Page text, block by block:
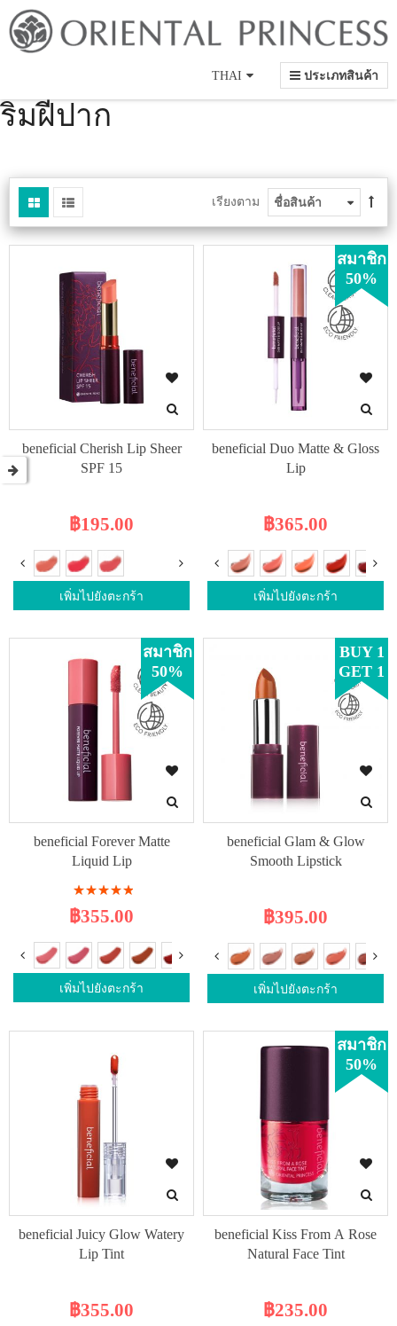
ประเภทสินค้า
THAI
ริมฝีปาก
เรียงตาม
beneficial Cherish Lip Sheer
SPF 15
฿195.00
เพิ่มไปยังตะกร้า
สมาชิก
50%
beneficial Duo Matte & Gloss
Lip
฿365.00
เพิ่มไปยังตะกร้า
สมาชิก
50%
beneficial Forever Matte
Liquid Lip
Rating:
100%
฿355.00
เพิ่มไปยังตะกร้า
BUY 1
GET 1
beneficial Glam & Glow
Smooth Lipstick
฿395.00
เพิ่มไปยังตะกร้า
beneficial Juicy Glow Watery
Lip Tint
฿355.00
สมาชิก
50%
beneficial Kiss From A Rose
Natural Face Tint
฿235.00